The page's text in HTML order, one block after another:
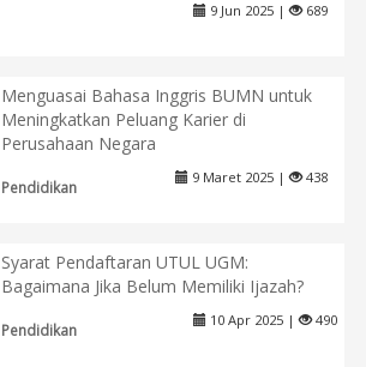
9 Jun 2025 | 689
Menguasai Bahasa Inggris BUMN untuk
Meningkatkan Peluang Karier di
Perusahaan Negara
Pendidikan
9 Maret 2025 | 438
Syarat Pendaftaran UTUL UGM:
Bagaimana Jika Belum Memiliki Ijazah?
Pendidikan
10 Apr 2025 | 490